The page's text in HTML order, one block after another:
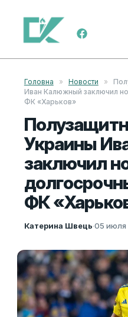
Перейти к
Меню навигации
Головна » Новости »
Иван Калюжный заключил
ФК «Харьков»
Украины
заключил
ФК
Катерина Швець·05 июля